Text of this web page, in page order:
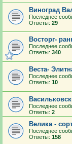
Виноград
Последнее
Ответы: 29
Восторг-
Последнее
Ответы: 340
Веста-
Последнее
Ответы: 10
Последнее
Ответы: 2
Велика -
Последнее
Ответы: 158